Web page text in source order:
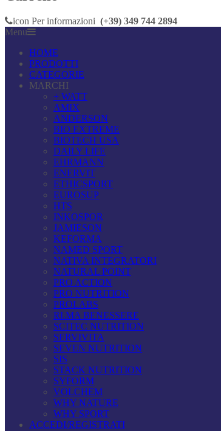
icon Per informazioni (+39) 349 744 2894
Menu
HOME
PRODOTTI
CATEGORIE
MARCHI
+ WATT
AMIX
ANDERSON
BIO EXTREME
BIOTECH USA
DAILY LIFE
EHRMANN
ENERVIT
ETHICSPORT
EUROSUP
HTS
INKOSPOR
JAMIESON
KEFORMA
NAMED SPORT
NATIVA INTEGRATORI
NATURAL POINT
PRO ACTION
PRO NUTRITION
PROLABS
RI.MA BENESSERE
SCITEC NUTRITION
SERVIVITA
SEVEN NUTRITION
SIS
STACK NUTRITION
SYFORM
VOLCHEM
WHY NATURE
WHY SPORT
ACCEDI/REGISTRATI